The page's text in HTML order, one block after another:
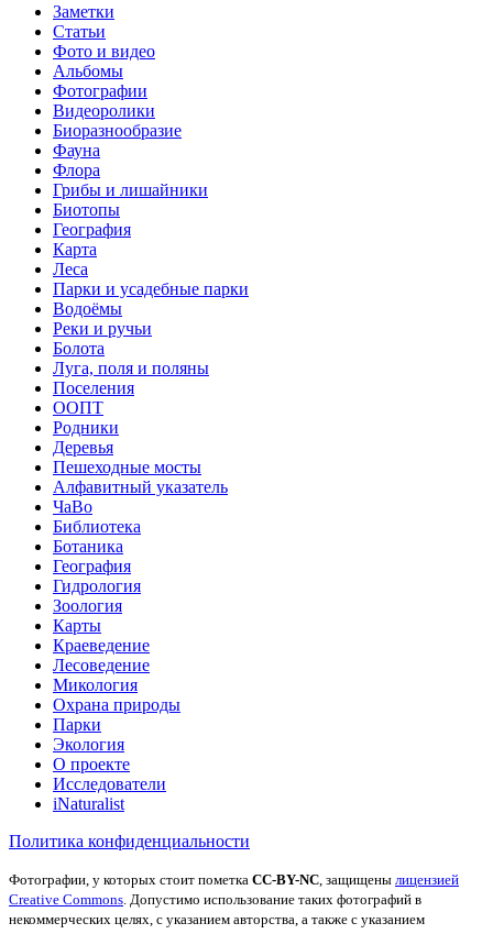
Заметки
Статьи
Фото и видео
Альбомы
Фотографии
Видеоролики
Биоразнообразие
Фауна
Флора
Грибы и лишайники
Биотопы
География
Карта
Леса
Парки и усадебные парки
Водоёмы
Реки и ручьи
Болота
Луга, поля и поляны
Поселения
ООПТ
Родники
Деревья
Пешеходные мосты
Алфавитный указатель
ЧаВо
Библиотека
Ботаника
География
Гидрология
Зоология
Карты
Краеведение
Лесоведение
Микология
Охрана природы
Парки
Экология
О проекте
Исследователи
iNaturalist
Политика конфиденциальности
Фотографии, у которых стоит пометка CC-BY-NC , защищены лицензией
Creative Commons . Допустимо использование таких фотографий в
некоммерческих целях, с указанием авторства, а также с указанием